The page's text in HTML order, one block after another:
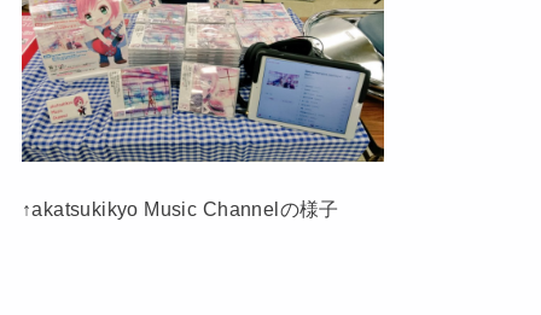
↑akatsukikyo Music Channelの様子